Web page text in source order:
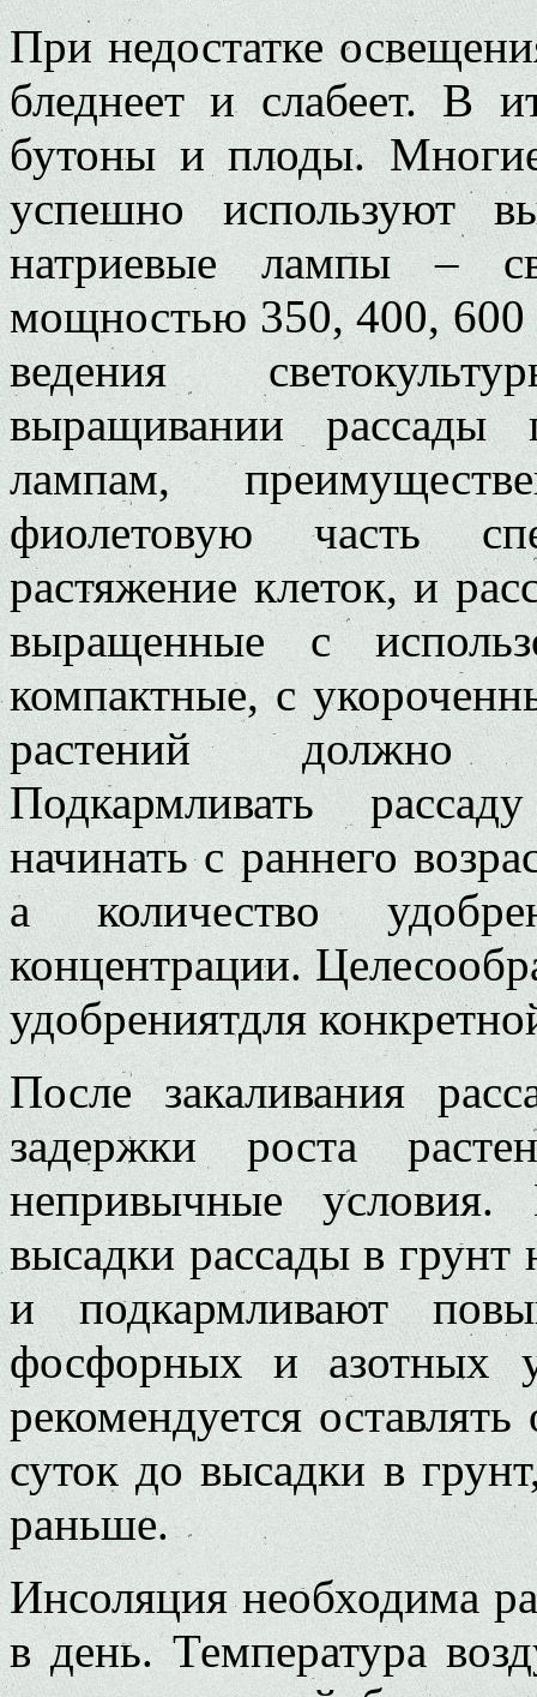
При недостатке
бледнеет и слабеет. В
бутоны и плоды.
успешно используют
натриевые лампы –
мощностью 350, 400, 600
ведения
выращивании рассады
лампам,
фиолетовую часть
растяжение клеток, и
выращенные с
компактные, с
растений должно
Подкармливать
начинать с раннего
а количество
концентрации.
удобрениятдля
После закаливания
задержки роста
непривычные
высадки рассады в грунт
и подкармливают
фосфорных и азотных
рекомендуется
суток до высадки в
раньше.
Инсоляция необходима
в день. Температура